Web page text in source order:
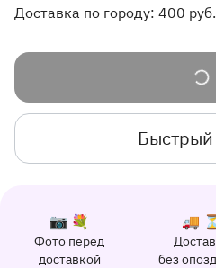
Доставка по городу: 400 руб.
Быстрый
Почему выбирают Флорео
К каждому заказу
Фото перед
доставкой
📷 💐
без
🚚
Качественный сервис
162 отзыва с оценкой 5.0 ⭐